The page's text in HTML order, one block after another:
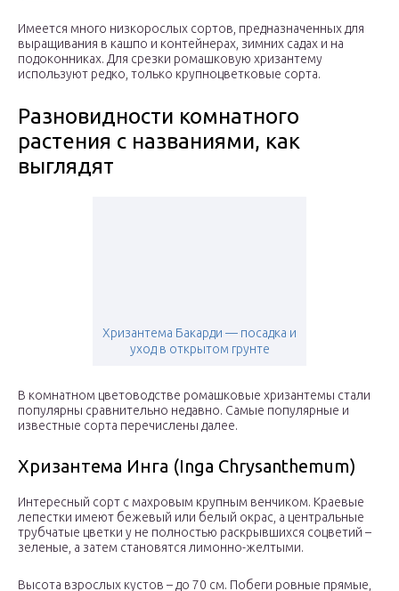
Имеется много низкорослых сортов, предназначенных для
выращивания в кашпо и контейнерах, зимних садах и на
подоконниках. Для срезки ромашковую хризантему
используют редко, только крупноцветковые сорта.
Разновидности комнатного
растения с названиями, как
выглядят
Хризантема Бакарди — посадка и
уход в открытом грунте
В комнатном цветоводстве ромашковые хризантемы стали
популярны сравнительно недавно. Самые популярные и
известные сорта перечислены далее.
Хризантема Инга (Inga Chrysanthemum)
Интересный сорт с махровым крупным венчиком. Краевые
лепестки имеют бежевый или белый окрас, а центральные
трубчатые цветки у не полностью раскрывшихся соцветий –
зеленые, а затем становятся лимонно-желтыми.
Высота взрослых кустов – до 70 см. Побеги ровные прямые,